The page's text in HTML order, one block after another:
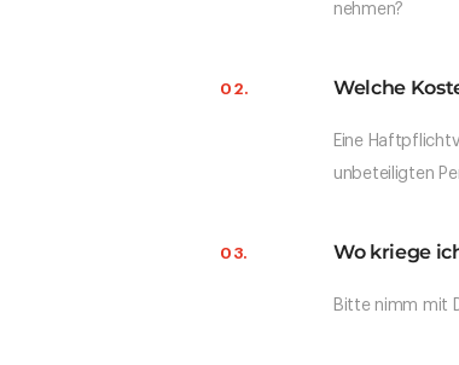
nehmen?
02. Welche
Eine
unbeteiligten
03. Wo kriege
Bitte nimm mit